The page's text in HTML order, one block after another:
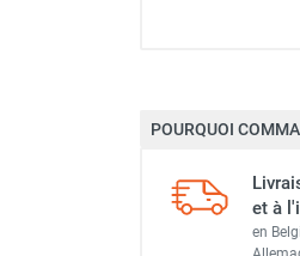
Chauffage FARM
Chauffage FARM
Chauffage FARM
Chauffage
POURQUOI
et à
en